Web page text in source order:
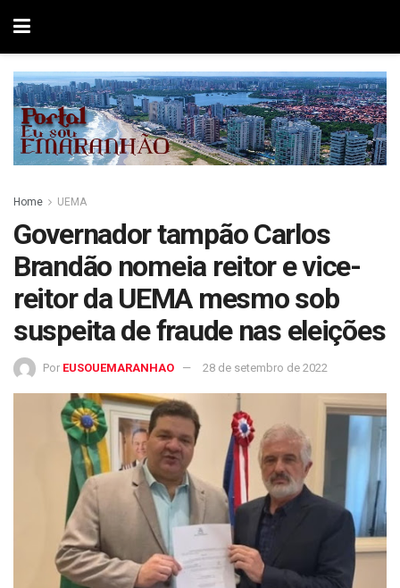
Home UEMA
Governador tampão Carlos
Brandão nomeia reitor e vice-
reitor da UEMA mesmo sob
suspeita de fraude nas eleições
Por EUSOUEMARANHAO 28 de setembro de 2022